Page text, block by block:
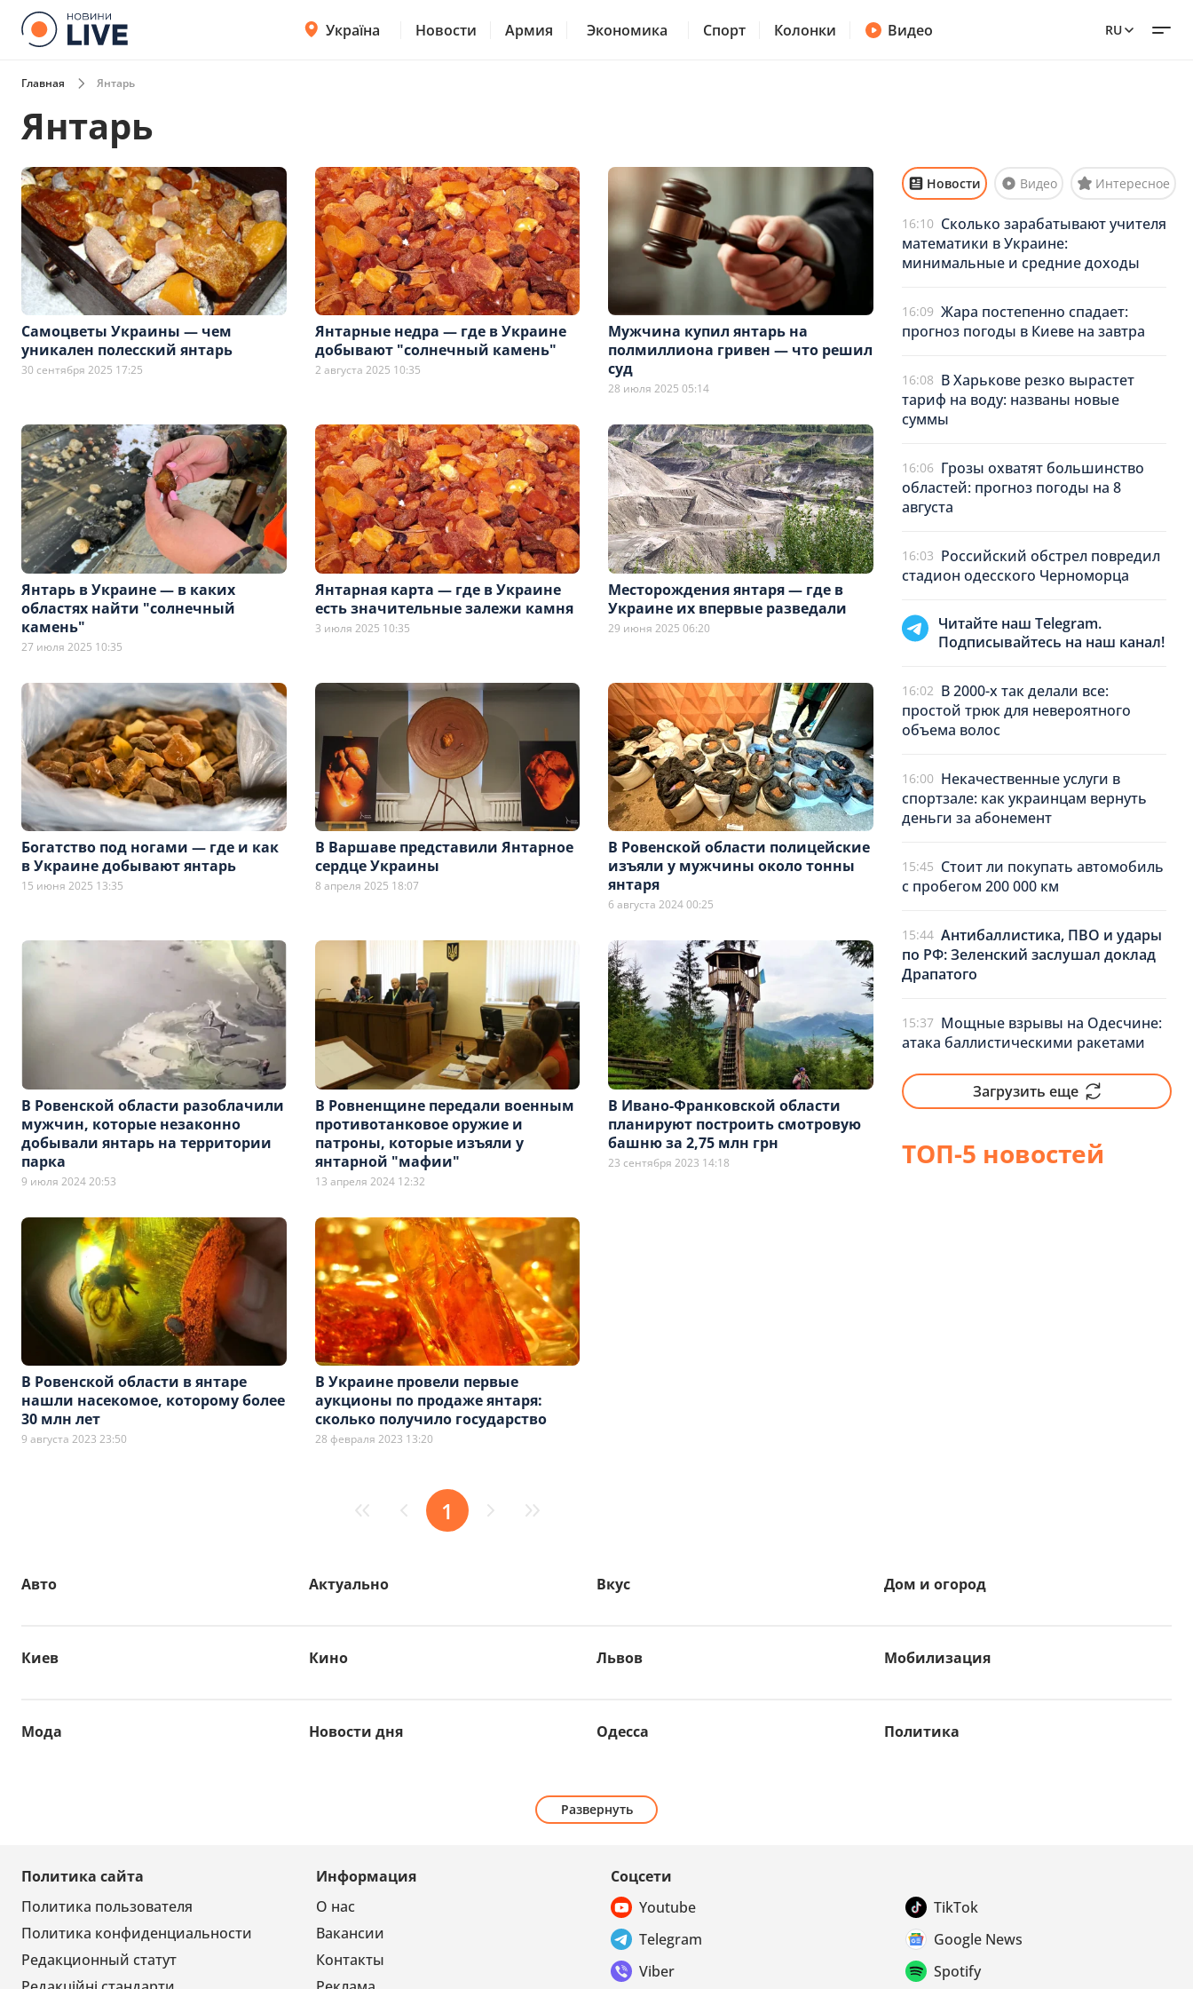
Україна Новости Армия Экономика Спорт Колонки Видео RU
Главная Янтарь
Янтарь
Самоцветы Украины — чем
уникален полесский янтарь
30 сентября 2025 17:25
Янтарные недра — где в Украине
добывают "солнечный камень"
2 августа 2025 10:35
Мужчина купил янтарь на
полмиллиона гривен — что решил
суд
28 июля 2025 05:14
Янтарь в Украине — в каких
областях найти "солнечный
камень"
27 июля 2025 10:35
Янтарная карта — где в Украине
есть значительные залежи камня
3 июля 2025 10:35
Месторождения янтаря — где в
Украине их впервые разведали
29 июня 2025 06:20
Богатство под ногами — где и как
в Украине добывают янтарь
15 июня 2025 13:35
В Варшаве представили Янтарное
сердце Украины
8 апреля 2025 18:07
В Ровенской области полицейские
изъяли у мужчины около тонны
янтаря
6 августа 2024 00:25
В Ровенской области разоблачили
мужчин, которые незаконно
добывали янтарь на территории
парка
9 июля 2024 20:53
В Ровненщине передали военным
противотанковое оружие и
патроны, которые изъяли у
янтарной "мафии"
13 апреля 2024 12:32
В Ивано-Франковской области
планируют построить смотровую
башню за 2,75 млн грн
23 сентября 2023 14:18
В Ровенской области в янтаре
нашли насекомое, которому более
30 млн лет
9 августа 2023 23:50
В Украине провели первые
аукционы по продаже янтаря:
сколько получило государство
28 февраля 2023 13:20
1
Новости Видео Интересное
16:10 Сколько зарабатывают учителя
математики в Украине:
минимальные и средние доходы
16:09 Жара постепенно спадает:
прогноз погоды в Киеве на завтра
16:08 В Харькове резко вырастет
тариф на воду: названы новые
суммы
16:06 Грозы охватят большинство
областей: прогноз погоды на 8
августа
16:03 Российский обстрел повредил
стадион одесского Черноморца
Читайте наш Telegram.
Подписывайтесь на наш канал!
16:02 В 2000-х так делали все:
простой трюк для невероятного
объема волос
16:00 Некачественные услуги в
спортзале: как украинцам вернуть
деньги за абонемент
15:45 Стоит ли покупать автомобиль
с пробегом 200 000 км
15:44 Антибаллистика, ПВО и удары
по РФ: Зеленский заслушал доклад
Драпатого
15:37 Мощные взрывы на Одесчине:
атака баллистическими ракетами
Загрузить еще
ТОП-5 новостей
Авто Актуально Вкус Дом и огород
Киев Кино Львов Мобилизация
Мода Новости дня Одесса Политика
Развернуть
Политика сайта
Политика пользователя
Политика конфиденциальности
Редакционный статут
Информация
О нас
Вакансии
Контакты
Соцсети
Youtube
TikTok
Telegram
Google News
Viber
Spotify